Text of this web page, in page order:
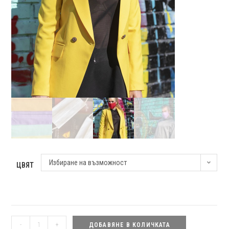
ЦВЯТ Избиране на възможност
количество
- + ДОБАВЯНЕ В КОЛИЧКАТА